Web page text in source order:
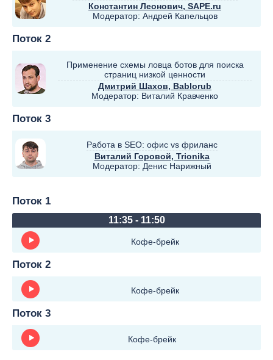
Константин Леонович, SAPE.ru
Модератор: Андрей Капельцов
Поток 2
Применение схемы ловца ботов для поиска
страниц низкой ценности
Дмитрий Шахов, Bablorub
Модератор: Виталий Кравченко
Поток 3
Работа в SEO: офис vs фриланс
Виталий Горовой, Trionika
Модератор: Денис Нарижный
Поток 1
11:35 - 11:50
Кофе-брейк
Поток 2
Кофе-брейк
Поток 3
Кофе-брейк